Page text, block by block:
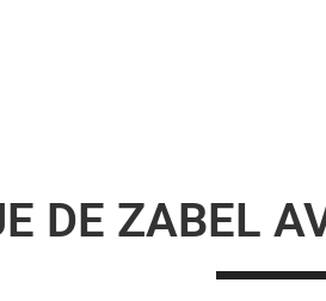
DE ZABEL